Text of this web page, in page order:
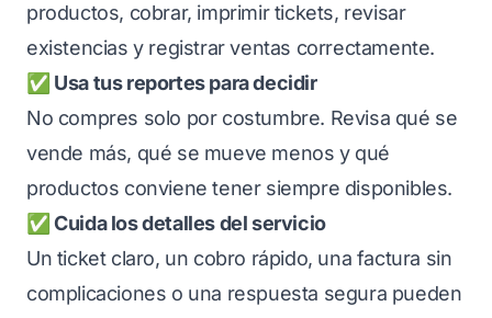
productos, cobrar, imprimir tickets, revisar
existencias y registrar ventas correctamente.
✅ Usa tus reportes para decidir
No compres solo por costumbre. Revisa qué se
vende más, qué se mueve menos y qué
productos conviene tener siempre disponibles.
✅ Cuida los detalles del servicio
Un ticket claro, un cobro rápido, una factura sin
complicaciones o una respuesta segura pueden